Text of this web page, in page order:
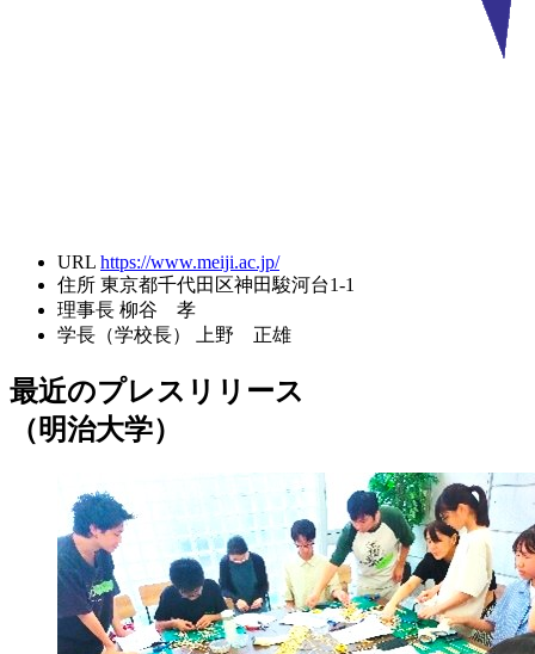
URL https://www.meiji.ac.jp/
住所 東京都千代田区神田駿河台1-1
理事長 柳谷 孝
学長（学校長）
上野 正雄
最近のプレスリリース
（明治大学）